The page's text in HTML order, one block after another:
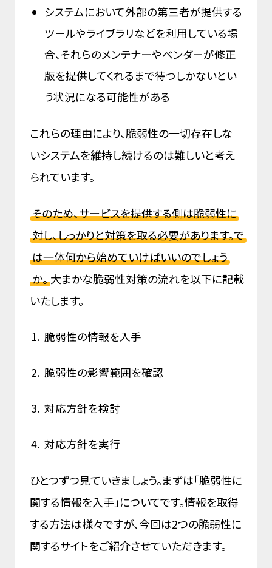
システムにおいて外部の第三者が提供する
ツールやライブラリなどを利用している場
合、それらのメンテナーやベンダーが修正
版を提供してくれるまで待つしかないとい
う状況になる可能性がある
これらの理由により、脆弱性の一切存在しな
いシステムを維持し続けるのは難しいと考え
られています。
そのため、サービスを提供する側は脆弱性に
対し、しっかりと対策を取る必要があります。で
は一体何から始めていけばいいのでしょう
か。大まかな脆弱性対策の流れを以下に記載
いたします。
脆弱性の情報を入手
脆弱性の影響範囲を確認
対応方針を検討
対応方針を実行
ひとつずつ見ていきましょう。まずは「脆弱性に
関する情報を入手」についてです。情報を取得
する方法は様々ですが、今回は2つの脆弱性に
関するサイトをご紹介させていただきます。